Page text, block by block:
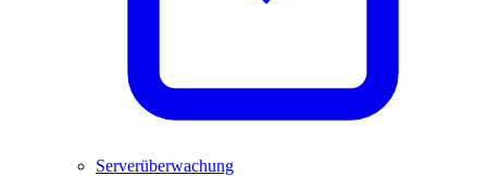
Serverüberwachung